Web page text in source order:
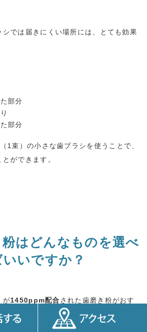
シでは届きにくい場所には、とても効果
部分
部分
1 束）の小さな歯ブラシを使うことで、
ができます。
はどんなものを選べ
いいですか？
が1450ppm配合された歯磨き粉がおす